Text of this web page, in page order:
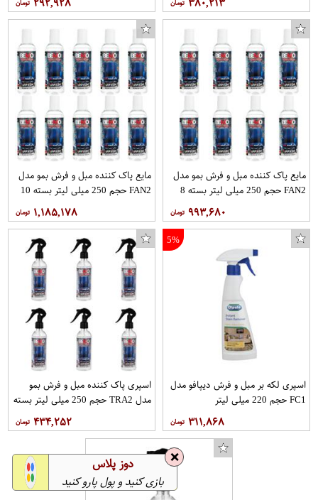
مایع پاک کننده مبل و فرش بمو مدل
FAN2 حجم 250 میلی لیتر بسته 8
۹۹۳,۶۸۰
مایع پاک کننده مبل و فرش بمو مدل
FAN2 حجم 250 میلی لیتر بسته 10
۱,۱۸۵,۱۷۸
5%
اسپری لکه بر مبل و فرش دیپافو مدل
FC1 حجم 220 میلی لیتر
۳۱۱,۸۶۸
اسپری پاک کننده مبل و فرش بمو
مدل TRA2 حجم 250 میلی لیتر بسته
۴۳۴,۲۵۲
❌ دوز پلاس
بازی کنید و پول پارو کنید